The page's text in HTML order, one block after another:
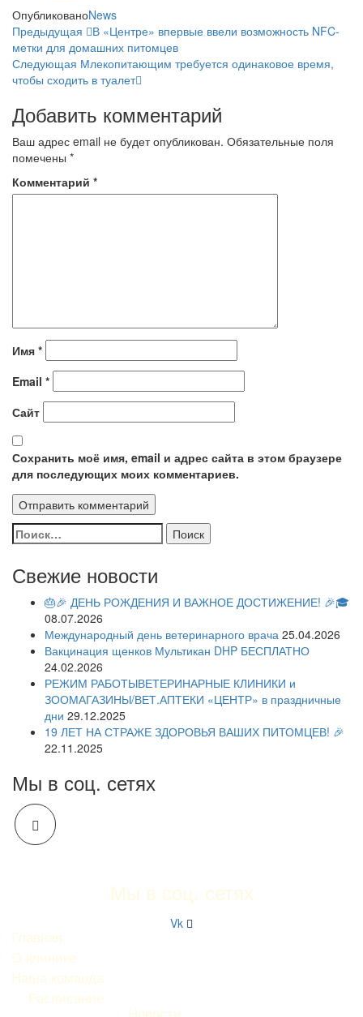
ОпубликованоNews
Навигация
по
записям
Предыдущая
запись
Предыдущая
В «Центре» впервые ввели возможность NFC-
метки для домашних питомцев
Следующая
запись
Следующая Млекопитающим требуется одинаковое время,
чтобы сходить в туалет
Добавить комментарий
Ваш адрес email не будет опубликован. Обязательные поля
помечены *
Комментарий *
Имя *
Email *
Сайт
Сохранить моё имя, email и адрес сайта в этом браузере
для последующих моих комментариев.
Найти:
Свежие новости
🎂🎉 ДЕНЬ РОЖДЕНИЯ И ВАЖНОЕ ДОСТИЖЕНИЕ! 🎉🎓
08.07.2026
Международный день ветеринарного врача 25.04.2026
Вакцинация щенков Мультикан DHP БЕСПЛАТНО
24.02.2026
РЕЖИМ РАБОТЫВЕТЕРИНАРНЫЕ КЛИНИКИ и
ЗООМАГАЗИНЫ/ВЕТ.АПТЕКИ «ЦЕНТР» в праздничные
дни 29.12.2025
19 ЛЕТ НА СТРАЖЕ ЗДОРОВЬЯ ВАШИХ ПИТОМЦЕВ! 🎉
22.11.2025
Мы в соц. сетях
Мы в соц. сетях
Vk
Главная
О клинике
Наша команда
Расписание
Новости